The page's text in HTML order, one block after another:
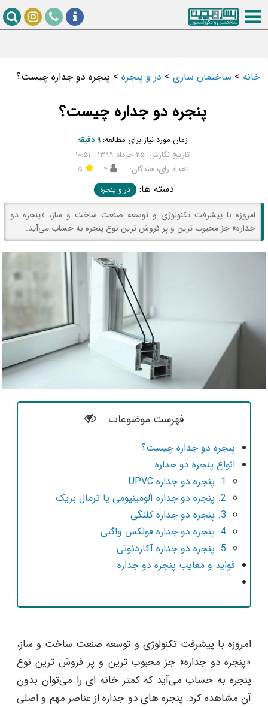
خانه>ساختمان سازی>در و پنجره>پنجره دو جداره چیست؟
پنجره دو جداره چیست؟
زمان مورد نیاز برای مطالعه:۹ دقیقه
تاریخ نگارش: ۲۵ خرداد ۱۳۹۹ - ۱۰:۵۱
تعداد رای‌دهندگان:
۴ ۵
دسته ها: در و پنجره
امروزه با پیشرفت تکنولوژی و توسعه صنعت ساخت و ساز، «پنجره دو
جداره» جز محبوب ترین و پر فروش ترین نوع پنجره به حساب می‌آید.
فهرست موضوعات
پنجره دو جداره چیست؟
انواع پنجره دو جداره
فواید و معایب پنجره دو جداره
امروزه با پیشرفت تکنولوژی و توسعه صنعت ساخت و ساز،
«پنجره دو جداره» جز محبوب ترین و پر فروش ترین نوع
پنجره به حساب می‌آید که کمتر خانه ‌ای را می‌توان بدون
آن مشاهده کرد. پنجره های دو جداره از عناصر مهم و اصلی